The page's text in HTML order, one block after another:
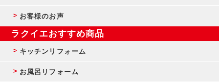
お客様のお声
ラクイエおすすめ商品
キッチンリフォーム
お風呂リフォーム